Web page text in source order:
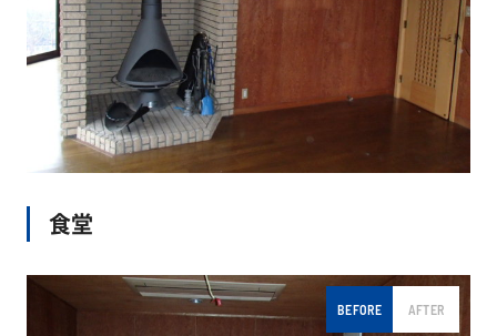
食堂
BEFORE AFTER